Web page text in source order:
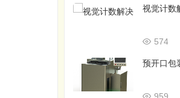
视觉计数
574
预开口包